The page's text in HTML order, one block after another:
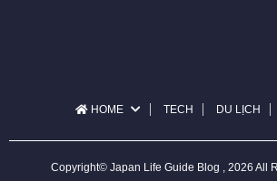
HOME TECH DU LỊCH
Copyright© Japan Life Guide Blog , 2026 All